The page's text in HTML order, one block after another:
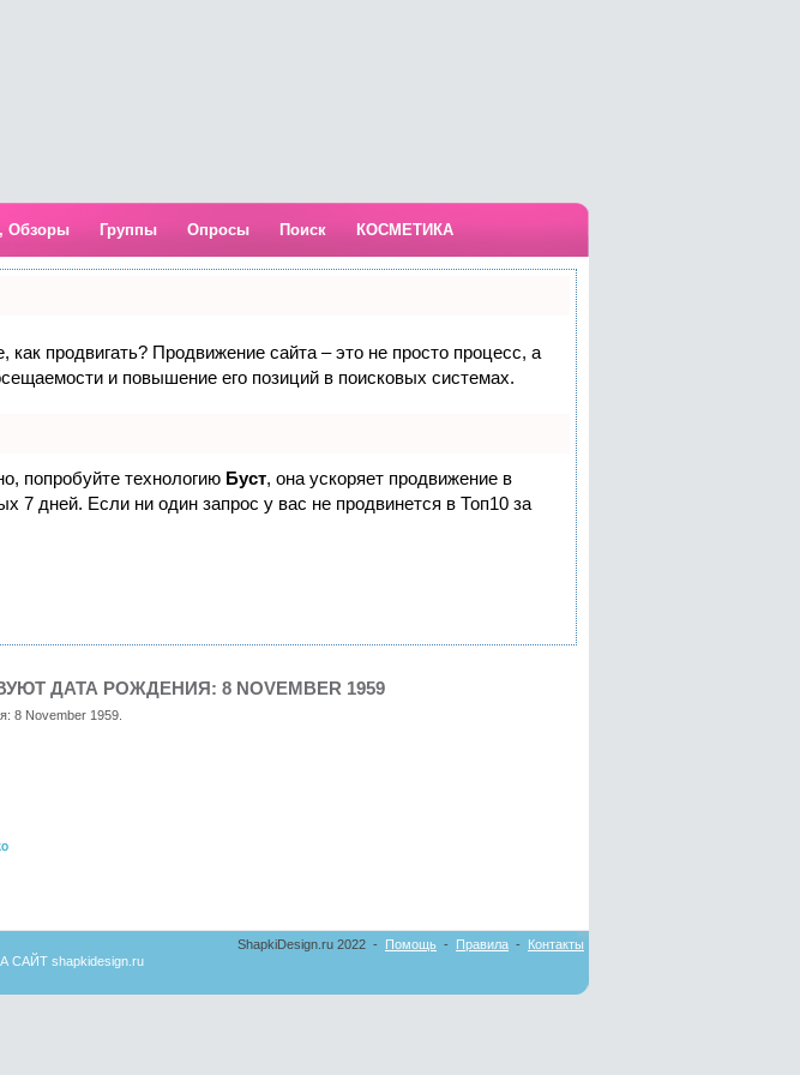
Обзоры Группы Опросы Поиск КОСМЕТИКА
продвигать? Продвижение сайта – это не просто процесс, а
и повышение его позиций в поисковых системах.
попробуйте технологию Буст, она ускоряет продвижение в
7 дней. Если ни один запрос у вас не продвинется в Топ10 за
ДАТА РОЖДЕНИЯ: 8 NOVEMBER 1959
8 November 1959.
ShapkiDesign.ru 2022 - Помощь - Правила - Контакты
САЙТ shapkidesign.ru